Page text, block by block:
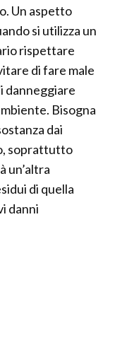
Un aspetto
si utilizza un
rispettare
di fare male
danneggiare
Bisogna
dai
soprattutto
un’altra
di quella
danni